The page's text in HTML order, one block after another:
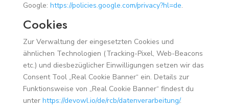
Google: https://policies.google.com/privacy?hl=de.
Cookies
Zur Verwaltung der eingesetzten Cookies und
ähnlichen Technologien (Tracking-Pixel, Web-Beacons
etc.) und diesbezüglicher Einwilligungen setzen wir das
Consent Tool „Real Cookie Banner“ ein. Details zur
Funktionsweise von „Real Cookie Banner“ findest du
unter https://devowl.io/de/rcb/datenverarbeitung/.